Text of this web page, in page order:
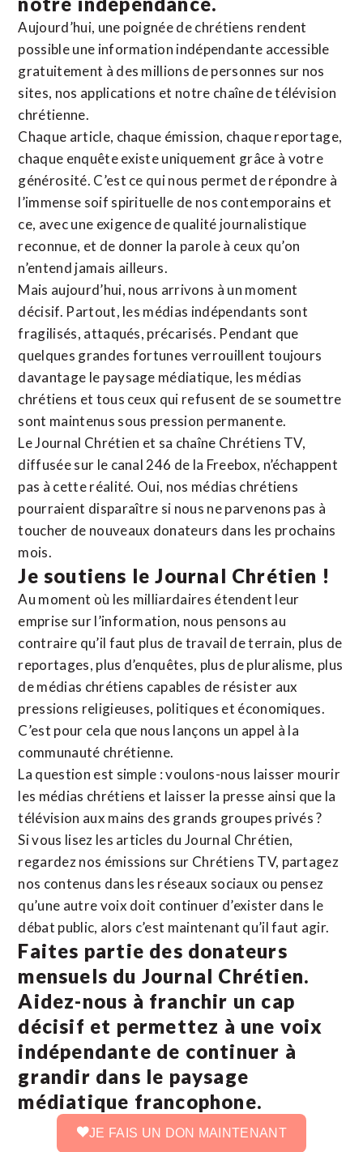
Aujourd’hui, une poignée de chrétiens rendent
possible une information indépendante accessible
gratuitement à des millions de personnes sur nos
sites, nos applications et notre chaîne de télévision
chrétienne.
Chaque article, chaque émission, chaque reportage,
chaque enquête existe uniquement grâce à votre
générosité. C’est ce qui nous permet de répondre à
l’immense soif spirituelle de nos contemporains et
ce, avec une exigence de qualité journalistique
reconnue, et de donner la parole à ceux qu’on
n’entend jamais ailleurs.
Mais aujourd’hui, nous arrivons à un moment
décisif. Partout, les médias indépendants sont
fragilisés, attaqués, précarisés. Pendant que
quelques grandes fortunes verrouillent toujours
davantage le paysage médiatique, les médias
chrétiens et tous ceux qui refusent de se soumettre
sont maintenus sous pression permanente.
Le Journal Chrétien et sa chaîne Chrétiens TV,
diffusée sur le canal 246 de la Freebox, n’échappent
pas à cette réalité. Oui, nos médias chrétiens
pourraient disparaître si nous ne parvenons pas à
toucher de nouveaux donateurs dans les prochains
mois.
Je soutiens le Journal Chrétien !
Au moment où les milliardaires étendent leur
emprise sur l’information, nous pensons au
contraire qu’il faut plus de travail de terrain, plus de
reportages, plus d’enquêtes, plus de pluralisme, plus
de médias chrétiens capables de résister aux
pressions religieuses, politiques et économiques.
C’est pour cela que nous lançons un appel à la
communauté chrétienne.
La question est simple : voulons-nous laisser mourir
les médias chrétiens et laisser la presse ainsi que la
télévision aux mains des grands groupes privés ?
Si vous lisez les articles du Journal Chrétien,
regardez nos émissions sur Chrétiens TV, partagez
nos contenus dans les réseaux sociaux ou pensez
qu’une autre voix doit continuer d’exister dans le
débat public, alors c’est maintenant qu’il faut agir.
Faites partie des donateurs
mensuels du Journal Chrétien.
Aidez-nous à franchir un cap
décisif et permettez à une voix
indépendante de continuer à
grandir dans le paysage
médiatique francophone.
JE FAIS UN DON MAINTENANT